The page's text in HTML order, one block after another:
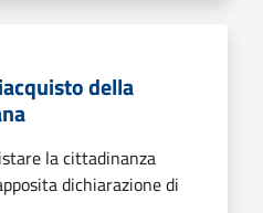
della
la cittadinanza
dichiarazione di